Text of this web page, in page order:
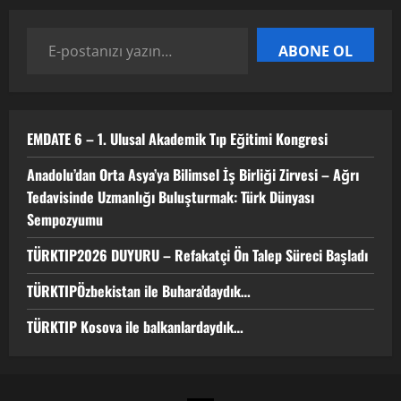
TÜRKTIPÖzbekistan ile Buhara’daydık…
5
TÜRKTIP Kosova ile balkanlardaydık…
8 Nisan 2026
ABONE OL
EMDATE 6 – 1. Ulusal Akademik Tıp Eğitimi Kongresi
Anadolu’dan Orta Asya’ya Bilimsel İş Birliği Zirvesi – Ağrı
Tedavisinde Uzmanlığı Buluşturmak: Türk Dünyası
Sempozyumu
TÜRKTIP2026 DUYURU – Refakatçi Ön Talep Süreci Başladı
TÜRKTIPÖzbekistan ile Buhara’daydık…
TÜRKTIP Kosova ile balkanlardaydık…